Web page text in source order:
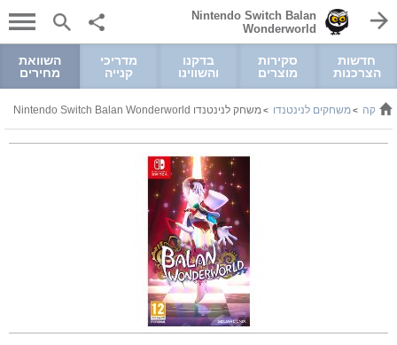
Nintendo Switch Balan
Wonderworld
חדשות
הצרכנות
סקירות
מוצרים
בדקנו
והשווינו
מדריכי
קנייה
השוואת
מחירים
>משחקים לנינטנדו >משחק לנינטנדו Nintendo Switch Balan Wonderworld